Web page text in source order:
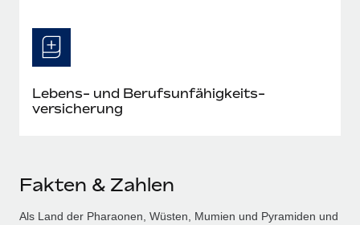
Lebens- und Berufs­unfähig­keits­
versicherung
Fakten & Zahlen
Als Land der Pharaonen, Wüsten, Mumien und Pyramiden und